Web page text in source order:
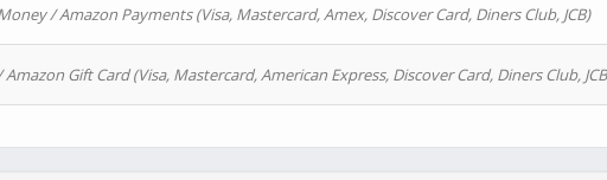
/ Amazon Payments (Visa, Mastercard, Amex, Discover Card, Diners Club, JCB)
Gift Card (Visa, Mastercard, American Express, Discover Card, Diners Club,